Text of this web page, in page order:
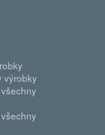
výrobky